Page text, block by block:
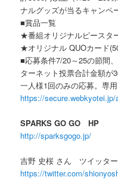
ナルグッズが当るキャンペ
■賞品一覧
★番組オリジナルピースタ
★オリジナル QUOカード
■応募条件7/20～25の節間
ターネット投票合計金額が
一人様1回のみの応募。専
https://
SPARKS GO GO HP
http://sparksgogo.jp/
吉野 史桜 さん ツイッター
https://twitter.com/